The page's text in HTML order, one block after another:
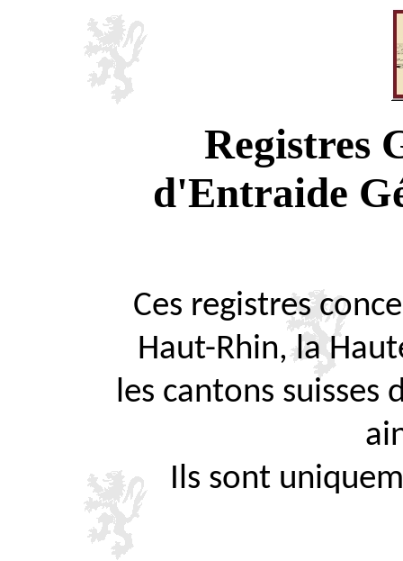
Registres
d'Entraide
Ces registres
Haut-Rhin, la
les cantons suisses
Ils sont